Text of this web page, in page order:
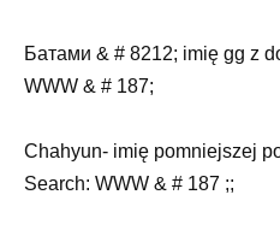
Батами & # 8212; imię gg z
WWW & # 187;
Chahyun- imię pomniejszej
Search: WWW & # 187 ;;